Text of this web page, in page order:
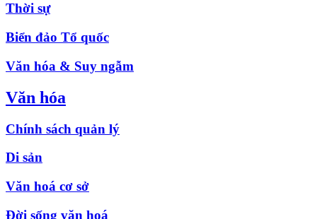
Thời sự
Biển đảo Tổ quốc
Văn hóa & Suy ngẫm
Văn hóa
Chính sách quản lý
Di sản
Văn hoá cơ sở
Đời sống văn hoá